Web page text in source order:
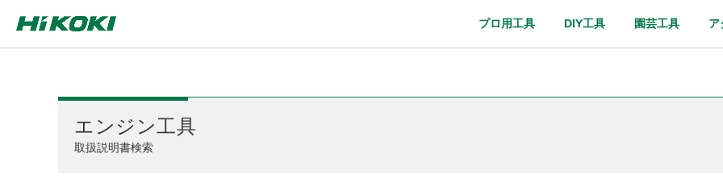
プロ用工具 DIY工具 園芸工具 ア
エンジン工具
取扱説明書検索